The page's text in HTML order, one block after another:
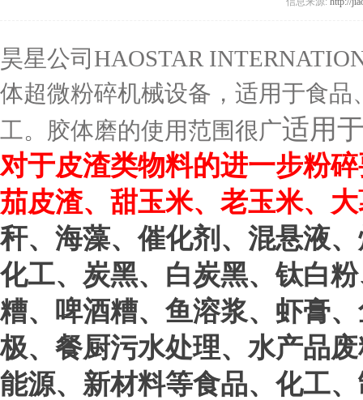
昊星公司HAOSTAR
体超微粉碎机械设备，适用于食
工。胶体磨的使用范围很广适用
对于皮渣类物料的进一步粉
茄皮渣、甜玉米、老玉米、
秆、海藻、催化剂、混悬液
化工、炭黑、白炭黑、钛白
糟、啤酒糟、鱼溶浆、虾膏
极、餐厨污水处理、水产品
能源、新材料等食品、化工